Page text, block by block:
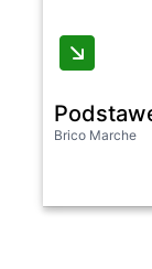
Brico Marche